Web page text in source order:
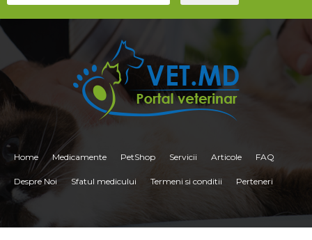
Home Medicamente PetShop Servicii Articole FAQ
Despre Noi Sfatul medicului Termeni si conditii Perteneri